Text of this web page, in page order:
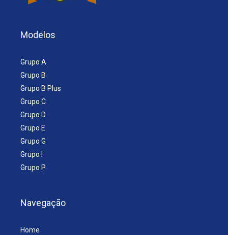
Modelos
Grupo A
Grupo B
Grupo B Plus
Grupo C
Grupo D
Grupo E
Grupo G
Grupo I
Grupo P
Navegação
Home